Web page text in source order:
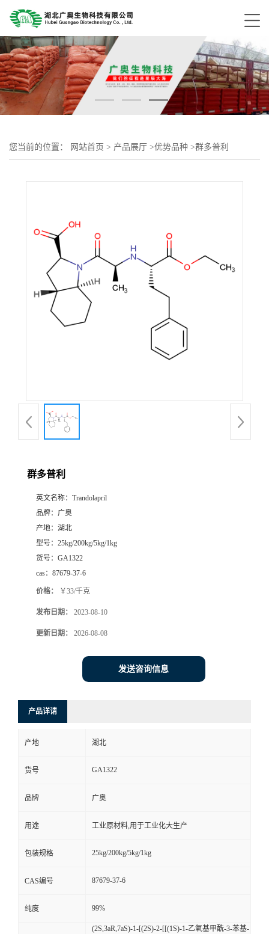
您当前的位置： 网站首页 > 产品展厅 >优势品种 >群多普利
群多普利
英文名称： Trandolapril
品牌： 广奥
产地： 湖北
型号： 25kg/200kg/5kg/1kg
货号： GA1322
cas： 87679-37-6
价格： ￥33/千克
发布日期： 2023-08-10
更新日期： 2026-08-08
发送咨询信息
产品详请
产地 湖北
货号 GA1322
品牌 广奥
用途 工业原材料,用于工业化大生产
包装规格 25kg/200kg/5kg/1kg
CAS编号 87679-37-6
纯度 99%
(2S,3aR,7aS)-1-[(2S)-2-[[(1S)-1-乙氧基甲酰-3-苯基-